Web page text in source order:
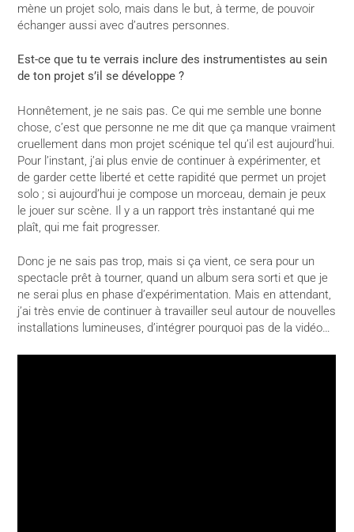
mène un projet solo, mais dans le but, à terme, de pouvoir
échanger aussi avec d’autres personnes.
Est-ce que tu te verrais inclure des instrumentistes au sein
de ton projet s’il se développe ?
Honnêtement, je ne sais pas. Ce qui me semble une bonne
chose, c’est que personne ne me dit que ça manque vraiment
cruellement dans mon projet scénique tel qu’il est aujourd’hui.
Pour l’instant, j’ai plus envie de continuer à expérimenter, et
de garder cette liberté et cette rapidité que permet un projet
solo ; si aujourd’hui je compose un morceau, demain je peux
le jouer sur scène. Il y a un rapport très instantané qui me
plaît, qui me fait progresser.
Donc je ne sais pas trop, mais si ça vient, ce sera pour un
spectacle prêt à tourner, quand un album sera sorti et que je
ne serai plus en phase d’expérimentation. Mais en attendant,
j’ai très envie de continuer à travailler seul autour de nouvelles
installations lumineuses, d’intégrer pourquoi pas de la vidéo…